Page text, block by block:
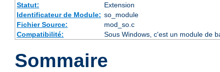
Statut:
Extension
Identificateur de Module: so_module
Fichier Source:
mod_so.c
Compatibilité:
Sous Windows, c'est un module de
Sommaire